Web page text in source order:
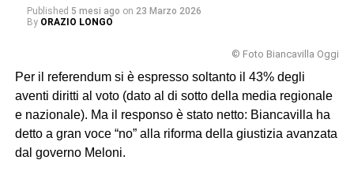
Published 5 mesi ago on 23 Marzo 2026
By ORAZIO LONGO
© Foto Biancavilla Oggi
Per il referendum si è espresso soltanto il 43% degli
aventi diritti al voto (dato al di sotto della media regionale
e nazionale). Ma il responso è stato netto: Biancavilla ha
detto a gran voce “no” alla riforma della giustizia avanzata
dal governo Meloni.